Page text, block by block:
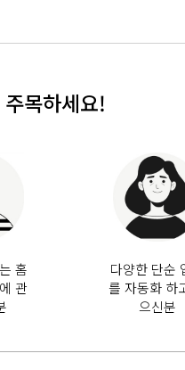
목하세요!
홈
관
다양한 단순
를 자동화 하
으신분